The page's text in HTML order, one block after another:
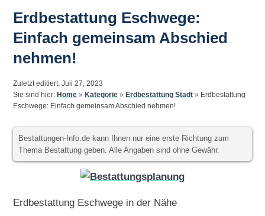
Erdbestattung Eschwege:
Einfach gemeinsam Abschied
nehmen!
Zuletzt editiert: Juli 27, 2023
Sie sind hier: Home » Kategorie » Erdbestattung Stadt » Erdbestattung
Eschwege: Einfach gemeinsam Abschied nehmen!
Bestattungen-Info.de kann Ihnen nur eine erste Richtung zum
Thema Bestattung geben. Alle Angaben sind ohne Gewähr.
Erdbestattung Eschwege in der Nähe